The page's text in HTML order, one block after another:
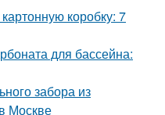
коробку: 7
для бассейна:
забора из
Москве